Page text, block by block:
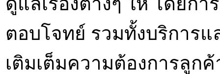
ตอบโจทย์ รวมทั้งบริการ
เติมเต็มความต้องการลูก